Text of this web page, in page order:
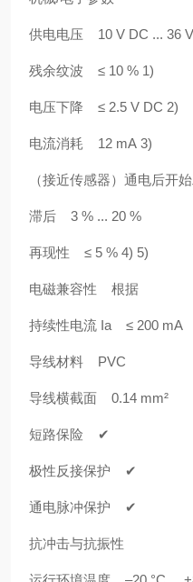
供电电压 10 V DC ... 36
残余纹波 ≤ 10 % 1)
电压下降 ≤ 2.5 V DC 2)
电流消耗 12 mA 3)
（接近传感器）通电后
滞后 3 % ... 20 %
再现性 ≤ 5 % 4) 5)
电磁兼容性 根据
持续性电流 Ia ≤ 200 mA
导线材料 PVC
导线横截面 0.14 mm²
短路保险 ✔
极性反接保护 ✔
通电脉冲保护 ✔
抗冲击与抗振性